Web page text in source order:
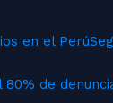
en el Perú
80% de